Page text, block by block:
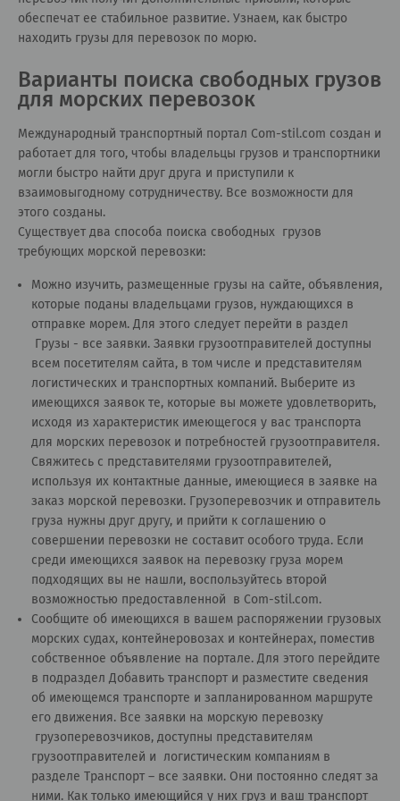
обеспечат ее стабильное развитие. Узнаем, как быстро
находить грузы для перевозок по морю.
Варианты поиска свободных грузов
для морских перевозок
Международный транспортный портал Сom-stil.com создан и
работает для того, чтобы владельцы грузов и транспортники
могли быстро найти друг друга и приступили к
взаимовыгодному сотрудничеству. Все возможности для
этого созданы.
Существует два способа поиска свободных грузов
требующих морской перевозки:
Можно изучить, размещенные грузы на сайте, объявления,
которые поданы владельцами грузов, нуждающихся в
отправке морем. Для этого следует перейти в раздел
Грузы - все заявки. Заявки грузоотправителей доступны
всем посетителям сайта, в том числе и представителям
логистических и транспортных компаний. Выберите из
имеющихся заявок те, которые вы можете удовлетворить,
исходя из характеристик имеющегося у вас транспорта
для морских перевозок и потребностей грузоотправителя.
Свяжитесь с представителями грузоотправителей,
используя их контактные данные, имеющиеся в заявке на
заказ морской перевозки. Грузоперевозчик и отправитель
груза нужны друг другу, и прийти к соглашению о
совершении перевозки не составит особого труда. Если
среди имеющихся заявок на перевозку груза морем
подходящих вы не нашли, воспользуйтесь второй
возможностью предоставленной в Сom-stil.com.
Сообщите об имеющихся в вашем распоряжении грузовых
морских судах, контейнеровозах и контейнерах, поместив
собственное объявление на портале. Для этого перейдите
в подраздел Добавить транспорт и разместите сведения
об имеющемся транспорте и запланированном маршруте
его движения. Все заявки на морскую перевозку
грузоперевозчиков, доступны представителям
грузоотправителей и логистическим компаниям в
разделе Транспорт – все заявки. Они постоянно следят за
ними. Как только имеющийся у них груз и ваш транспорт